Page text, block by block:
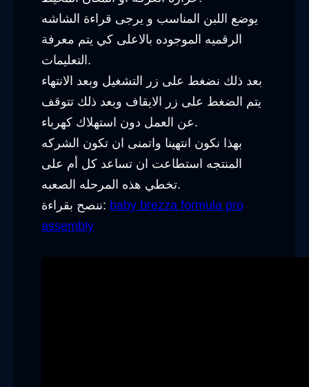
يوضع اللبن المناسب و يرجى قراءة الشاشه
الرقميه الموجوده بالاعلى كي يتم معرفة
التعليمات.
بعد ذلك نضغط على زر التشغيل وبعد الانتهاء
يتم الضغط على زر الايقاف وبعد ذلك تتوقف
عن العمل دون استهلاك كهرباء.
بهذا نكون انتهينا واتمنى ان تكون الشركه
المنتجه استطاعت ان تساعد كل أم على
تخطي هذه المرحله الصعبه.
ننصح بقراءة: baby brezza formula pro
assembly